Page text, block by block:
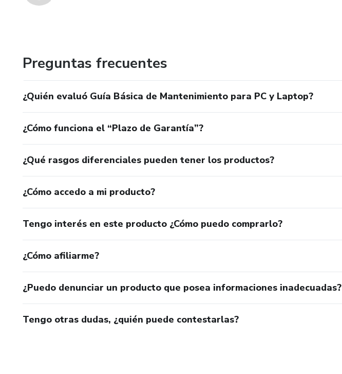
Preguntas frecuentes
¿Quién evaluó Guía Básica de Mantenimiento para PC y Laptop?
¿Cómo funciona el “Plazo de Garantía”?
¿Qué rasgos diferenciales pueden tener los productos?
¿Cómo accedo a mi producto?
Tengo interés en este producto ¿Cómo puedo comprarlo?
¿Cómo afiliarme?
¿Puedo denunciar un producto que posea informaciones inadecuadas?
Tengo otras dudas, ¿quién puede contestarlas?